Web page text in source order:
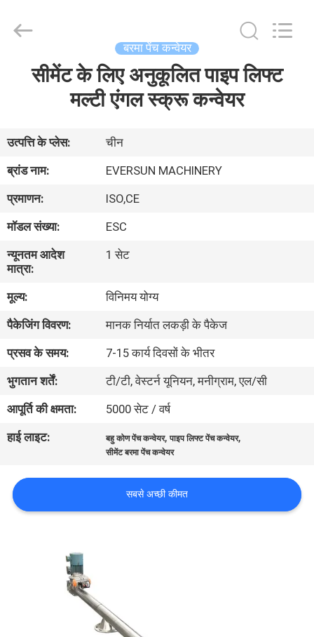
वीआर
दिखाएँ
हमारे
बारे
कारखाना
भ्रमण
गुणवत्ता
नियंत्रण
करें
बरमा पेंच कन्वेयर
सीमेंट के लिए अनुकूलित पाइप लिफ्ट
मल्टी एंगल स्क्रू कन्वेयर
उत्पत्ति के प्लेस:
चीन
ब्रांड नाम:
EVERSUN MACHINERY
प्रमाणन:
ISO,CE
मॉडल संख्या:
ESC
न्यूनतम आदेश
मात्रा:
1 सेट
मूल्य:
विनिमय योग्य
पैकेजिंग विवरण:
मानक निर्यात लकड़ी के पैकेज
प्रसव के समय:
7-15 कार्य दिवसों के भीतर
भुगतान शर्तें:
टी/टी, वेस्टर्न यूनियन, मनीग्राम, एल/सी
आपूर्ति की क्षमता:
5000 सेट / वर्ष
हाई लाइट:
बहु कोण पेंच कन्वेयर,पाइप लिफ्ट पेंच कन्वेयर,
सीमेंट बरमा पेंच कन्वेयर
सबसे अच्छी कीमत